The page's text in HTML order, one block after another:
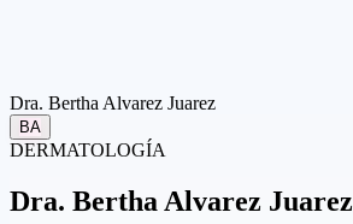
Dra. Bertha Alvarez Juarez
BA
DERMATOLOGÍA
Dra. Bertha Alvarez Juarez